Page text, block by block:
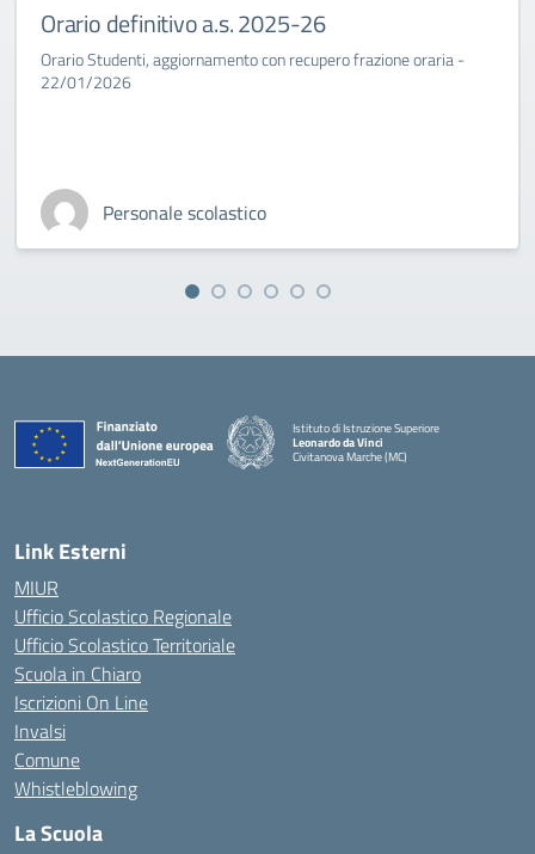
Orario definitivo a.s. 2025-26
Orario Studenti, aggiornamento con recupero frazione oraria -
22/01/2026
Personale scolastico
Istituto di Istruzione Superiore
Leonardo da Vinci
Civitanova Marche (MC)
Link Esterni
MIUR
Ufficio Scolastico Regionale
Ufficio Scolastico Territoriale
Scuola in Chiaro
Iscrizioni On Line
Invalsi
Comune
Whistleblowing
La Scuola